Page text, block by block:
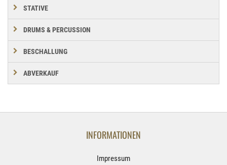
STATIVE
DRUMS & PERCUSSION
BESCHALLUNG
ABVERKAUF
INFORMATIONEN
Impressum